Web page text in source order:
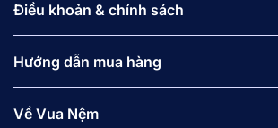
Điều khoản & chính sách
Hướng dẫn mua hàng
Về Vua Nệm